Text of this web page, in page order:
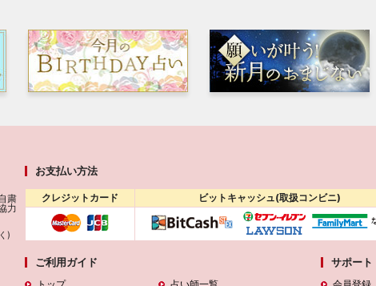
粛
力
)
お支払い方法
クレジットカード ビットキャッシュ(取扱コンビニ)
ご利用ガイド サポート